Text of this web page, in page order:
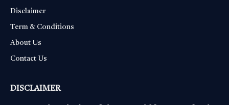
Disclaimer
Term & Conditions
About Us
Contact Us
DISCLAIMER